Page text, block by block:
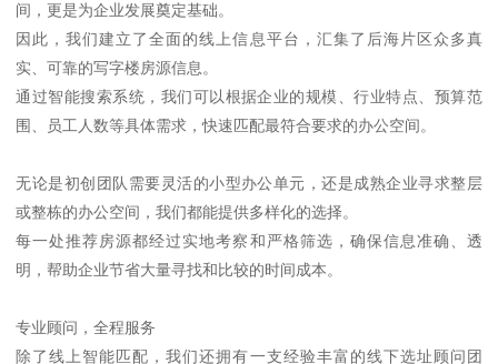
间，更是为企业发展奠定基础。
因此，我们建立了全面的线上信息平台，汇集了后海片区众多真
实、可靠的写字楼房源信息。
通过智能搜索系统，我们可以根据企业的规模、行业特点、预算范
围、员工人数等具体需求，快速匹配最符合要求的办公空间。
无论是初创团队需要灵活的小型办公单元，还是成熟企业寻求整层
或整栋的办公空间，我们都能提供多样化的选择。
每一处推荐房源都经过实地考察和严格筛选，确保信息准确、透
明，帮助企业节省大量寻找和比较的时间成本。
专业顾问，全程服务
除了线上智能匹配，我们还拥有一支经验丰富的线下选址顾问团